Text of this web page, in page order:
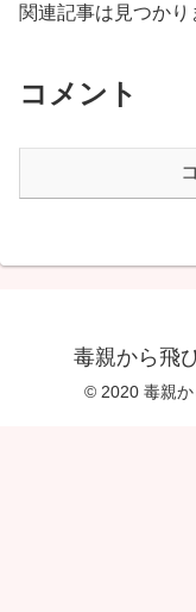
関連記事は見つかり
コメント
毒親から飛
© 2020 毒親か